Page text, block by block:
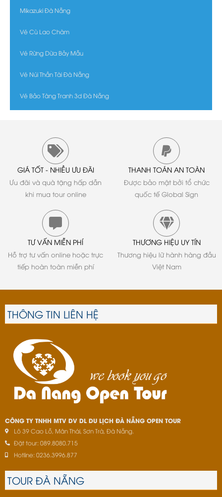
Mikazuki Đà Nẵng
Vé Cù Lao Chàm
Vé Rừng Dừa Bảy Mẫu
Vé Núi Thần Tài Đà Nẵng
Vé Bảo Tàng Tranh 3d Đà Nẵng
GIÁ TỐT - NHIỀU ƯU ĐÃI
Ưu đãi và quà tặng hấp dẫn
khi mua tour online
THANH TOÁN AN TOÀN
Được bảo mật bởi tổ chức
quốc tế Global Sign
TƯ VẤN MIỄN PHÍ
Hỗ trợ tư vấn online hoặc trực
tiếp hoàn toàn miễn phí
THƯƠNG HIỆU UY TÍN
Thương hiệu lữ hành hàng đầu
Việt Nam
THÔNG TIN LIÊN HỆ
CÔNG TY TNHH MTV DV DL DU LỊCH ĐÀ NẴNG OPEN TOUR
Lô 39 Cao Lỗ, Mân Thái, Sơn Trà, Đà Nẵng.
Đặt tour: 089.8080.715
Hotline: 0236.3996.877
TOUR ĐÀ NẴNG